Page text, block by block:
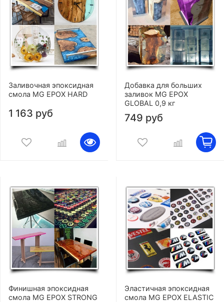
Заливочная эпоксидная
смола MG EPOX HARD
1 163 руб
Добавка для больших
заливок MG EPOX
GLOBAL 0,9 кг
749 руб
Финишная эпоксидная
смола MG EPOX STRONG
Эластичная эпоксидная
смола MG EPOX ELASTIC